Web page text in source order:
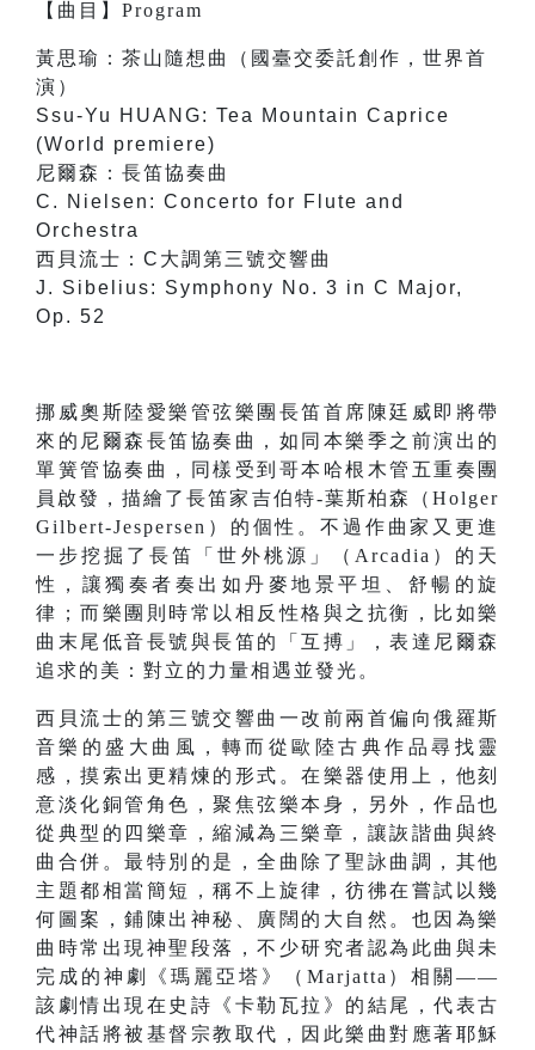
【 曲目 】 Program
黃思瑜：茶山隨想曲（國臺交委託創作，世界首
演）
Ssu-Yu HUANG: Tea Mountain Caprice
(World premiere)
尼爾森：長笛協奏曲
C. Nielsen: Concerto for Flute and
Orchestra
西貝流士：C大調第三號交響曲
J. Sibelius: Symphony No. 3 in C Major,
Op. 52
挪威奧斯陸愛樂管弦樂團長笛首席陳廷威即將帶
來的尼爾森長笛協奏曲，如同本樂季之前演出的
單簧管協奏曲，同樣受到哥本哈根木管五重奏團
員啟發，描繪了長笛家吉伯特-葉斯柏森（Holger
Gilbert-Jespersen）的個性。不過作曲家又更進
一步挖掘了長笛「世外桃源」（Arcadia）的天
性，讓獨奏者奏出如丹麥地景平坦、舒暢的旋
律；而樂團則時常以相反性格與之抗衡，比如樂
曲末尾低音長號與長笛的「互搏」，表達尼爾森
追求的美：對立的力量相遇並發光。
西貝流士的第三號交響曲一改前兩首偏向俄羅斯
音樂的盛大曲風，轉而從歐陸古典作品尋找靈
感，摸索出更精煉的形式。在樂器使用上，他刻
意淡化銅管角色，聚焦弦樂本身，另外，作品也
從典型的四樂章，縮減為三樂章，讓詼諧曲與終
曲合併。最特別的是，全曲除了聖詠曲調，其他
主題都相當簡短，稱不上旋律，彷彿在嘗試以幾
何圖案，鋪陳出神秘、廣闊的大自然。也因為樂
曲時常出現神聖段落，不少研究者認為此曲與未
完成的神劇《瑪麗亞塔》（Marjatta）相關——
該劇情出現在史詩《卡勒瓦拉》的結尾，代表古
代神話將被基督宗教取代，因此樂曲對應著耶穌